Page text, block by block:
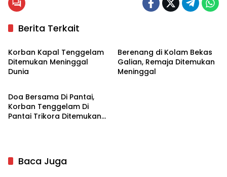
Berita Terkait
Karimun
Korban Kapal Tenggelam
Ditemukan Meninggal
Dunia
Berenang di Kolam Bekas
Galian, Remaja Ditemukan
Meninggal
Bintan
Doa Bersama Di Pantai,
Korban Tenggelam Di
Pantai Trikora Ditemukan
Baca Juga